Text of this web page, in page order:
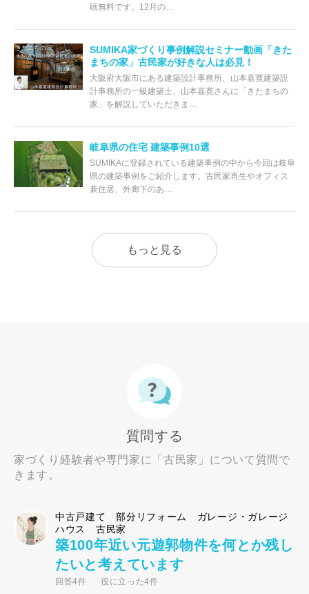
聴無料です。12月の…
SUMIKA家づくり事例解説セミナー動画「きた
まちの家」古民家が好きな人は必見！
大阪府大阪市にある建築設計事務所、山本嘉寛建築設
計事務所の一級建築士、山本嘉寛さんに「きたまちの
家」を解説していただきま…
岐阜県の住宅 建築事例10選
SUMIKAに登録されている建築事例の中から今回は岐阜
県の建築事例をご紹介します。古民家再生やオフィス
兼住居、外廊下のあ…
もっと見る
質問する
家づくり経験者や専門家に「古民家」について質問で
きます。
中古戸建て 部分リフォーム ガレージ・ガレージ
ハウス 古民家
築100年近い元遊郭物件を何とか残し
たいと考えています
回答4件 役に立った4件